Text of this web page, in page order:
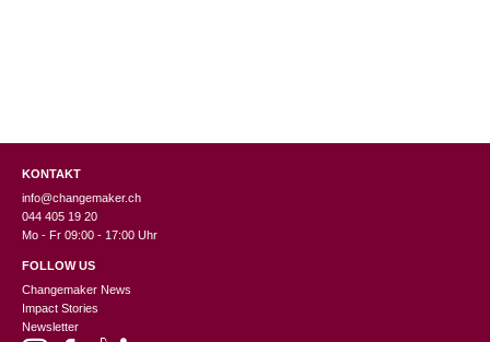
KONTAKT
info@changemaker.ch
044 405 19 20
Mo - Fr 09:00 - 17:00 Uhr
FOLLOW US
Changemaker News
Impact Stories
Newsletter